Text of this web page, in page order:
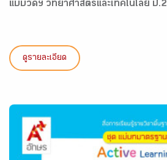
แบบวัดฯ วิทยาศาสตร์และเทคโนโลยี ป.2
ดูรายละเอียด